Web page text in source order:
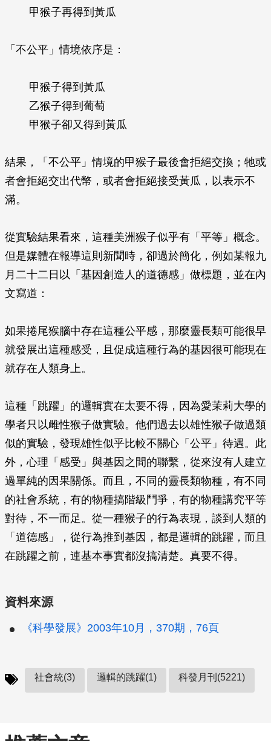
甲猴子再得到黃瓜
「不公平」情境依序是：
甲猴子得到黃瓜
乙猴子得到葡萄
甲猴子卻又得到黃瓜
結果，「不公平」情境的甲猴子最後會拒絕交換；牠或
者會拒絕交出代幣，或者會拒絕接受黃瓜，以表示不
滿。
從實驗結果看來，這種美洲猴子似乎有「平等」概念。
但是媒體在報導這則新聞時，卻過於簡化，例如某報九
月二十二日以「基因創造人的道德感」做標題，並在內
文寫道：
如果捲尾猴腦中存在這種公平感，那麼靈長類可能很早
就發展出這種感受，且促成這種行為的基因很可能現在
就存在人類身上。
這種「跳躍」的邏輯實在太要不得，因為愛茉莉大學的
學者只以雌性猴子做實驗。他們過去以雄性猴子做過類
似的實驗，發現雄性似乎比較不關心「公平」待遇。此
外，心理「感受」與基因之間的聯繫，從來沒有人建立
過單純的因果關係。而且，不同的靈長類物種，有不同
的社會系統，有的物種搞階級鬥爭，有的物種講究平等
對待，不一而足。從一種猴子的行為表現，談到人類的
「道德感」，從行為推到基因，都是邏輯的跳躍，而且
在跳躍之前，連基本事實都沒搞清楚。真要不得。
資料來源
《科學發展》2003年10月，370期，76頁
社會統(3) 邏輯的跳躍(1) 科發月刊(5221)